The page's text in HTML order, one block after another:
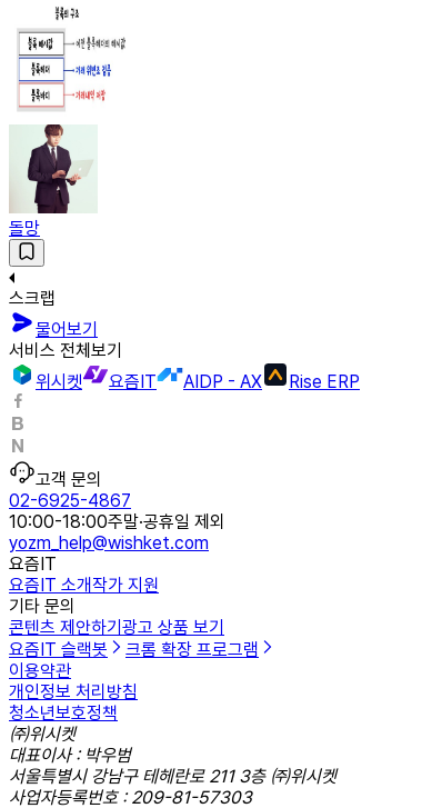
돌망
스크랩
물어보기
서비스 전체보기
위시켓
요즘IT AIDP - AX Rise ERP
고객 문의
02-6925-4867
10:00-18:00주말·공휴일 제외
yozm_help@wishket.com
요즘IT
요즘IT 소개작가 지원
기타 문의
콘텐츠 제안하기 광고 상품 보기
요즘IT 슬랙봇
크롬 확장 프로그램
이용약관
개인정보 처리방침
청소년보호정책
㈜위시켓
대표이사 : 박우범
서울특별시 강남구 테헤란로 211 3층 ㈜위시켓
사업자등록번호 : 209-81-57303